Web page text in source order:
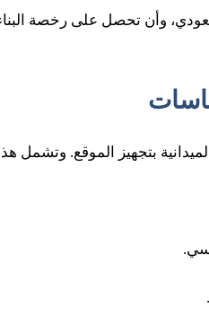
وأن تحصل على رخصة
بتجهيز الموقع. وتشمل